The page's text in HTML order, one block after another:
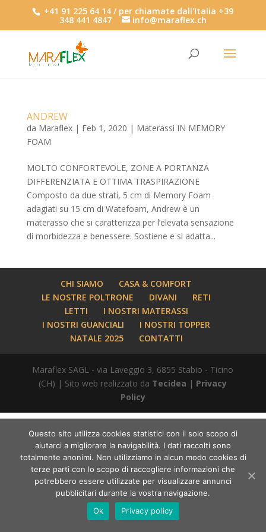
+41 91 225 64 14 / per chiamate dall'Italia +39
348 441 4847 info@maraflex.ch
ANDREW
da Maraflex| Feb 1, 2020 | Materassi IN MEMORY
FOAM
MOLTO CONFORTEVOLE, ZONE A PORTANZA
DIFFERENZIATA E OTTIMA TRASPIRAZIONE
Composto da due strati, 5 cm di Memory Foam
adagiati su 15 cm di Watefoam, Andrew è un
materasso che si caratterizza per l’elevata sensazione
di morbidezza e benessere. Sostiene e si adatta...
CHI SIAMO
CASA & COMFORT
LE NOSTRE POLTRONE
DIVANI
RETI
LETTI
I NOSTRI MATERASSI
I NOSTRI GUANCIALI
I NOSTRI TOPPER
NATALE 2025
CONTATTI
Maraflex SAGL - via Laveggio 3, 6855 Stabio - Ticino
(CH) | Sito web realizzato da Tecidea | Privacy
Policy
Questo sito utilizza cookies statistici con il solo scopo di
aiutarci a migliorare la navigabilità. I dati raccolti sono
totalmente anonimi. Non utilizziamo in alcun modo cookies di
terze parti con lo scopo di raccogliere informazioni che
potrebbero essere utilizzate per visualizzare annunci
pubblicitari durante la vostra navigazione.
Ok
Privacy policy